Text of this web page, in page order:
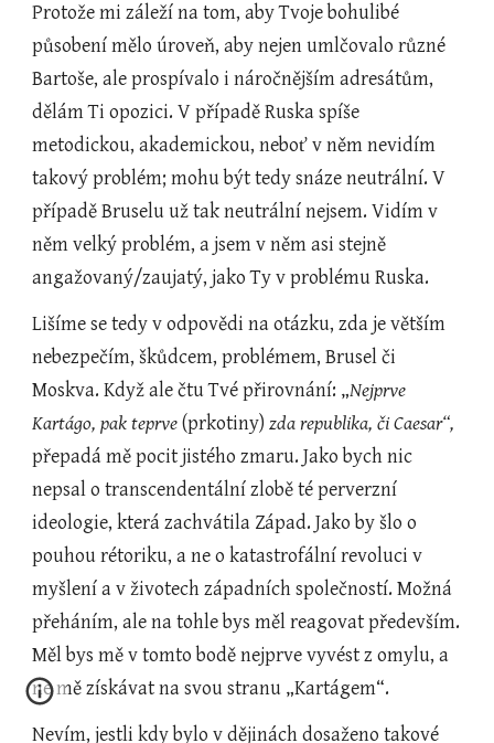
Protože mi záleží na tom, aby Tvoje bohulibé
působení mělo úroveň, aby nejen umlčovalo různé
Bartoše, ale prospívalo i náročnějším adresátům,
dělám Ti opozici. V případě Ruska spíše
metodickou, akademickou, neboť v něm nevidím
takový problém; mohu být tedy snáze neutrální. V
případě Bruselu už tak neutrální nejsem. Vidím v
něm velký problém, a jsem v něm asi stejně
angažovaný/zaujatý, jako Ty v problému Ruska.
Lišíme se tedy v odpovědi na otázku, zda je větším
nebezpečím, škůdcem, problémem, Brusel či
Moskva. Když ale čtu Tvé přirovnání: „Nejprve
Kartágo, pak teprve (prkotiny) zda republika, či Caesar“,
přepadá mě pocit jistého zmaru. Jako bych nic
nepsal o transcendentální zlobě té perverzní
ideologie, která zachvátila Západ. Jako by šlo o
pouhou rétoriku, a ne o katastrofální revoluci v
myšlení a v životech západních společností. Možná
přeháním, ale na tohle bys měl reagovat především.
Měl bys mě v tomto bodě nejprve vyvést z omylu, a
ne mě získávat na svou stranu „Kartágem“.
Nevím, jestli kdy bylo v dějinách dosaženo takové